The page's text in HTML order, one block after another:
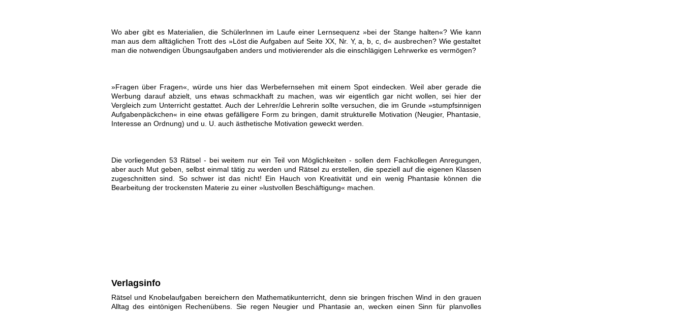
Wo aber gibt es Materialien, die Schülerlnnen im Laufe einer Lernsequenz »bei der Stange halten«? Wie kann
man aus dem alltäglichen Trott des »Löst die Aufgaben auf Seite XX, Nr. Y, a, b, c, d« ausbrechen? Wie gestaltet
man die notwendigen Übungsaufgaben anders und motivierender als die einschlägigen Lehrwerke es vermögen?
»Fragen über Fragen«, würde uns hier das Werbefernsehen mit einem Spot eindecken. Weil aber gerade die
Werbung darauf abzielt, uns etwas schmackhaft zu machen, was wir eigentlich gar nicht wollen, sei hier der
Vergleich zum Unterricht gestattet. Auch der Lehrer/die Lehrerin sollte versuchen, die im Grunde »stumpfsinnigen
Aufgabenpäckchen« in eine etwas gefälligere Form zu bringen, damit strukturelle Motivation (Neugier, Phantasie,
Interesse an Ordnung) und u. U. auch ästhetische Motivation geweckt werden.
Die vorliegenden 53 Rätsel - bei weitem nur ein Teil von Möglichkeiten - sollen dem Fachkollegen Anregungen,
aber auch Mut geben, selbst einmal tätig zu werden und Rätsel zu erstellen, die speziell auf die eigenen Klassen
zugeschnitten sind. So schwer ist das nicht! Ein Hauch von Kreativität und ein wenig Phantasie können die
Bearbeitung der trockensten Materie zu einer »lustvollen Beschäftigung« machen.
Verlagsinfo
Rätsel und Knobelaufgaben bereichern den Mathematikunterricht, denn sie bringen frischen Wind in den grauen
Alltag des eintönigen Rechenübens. Sie regen Neugier und Phantasie an, wecken einen Sinn für planvolles